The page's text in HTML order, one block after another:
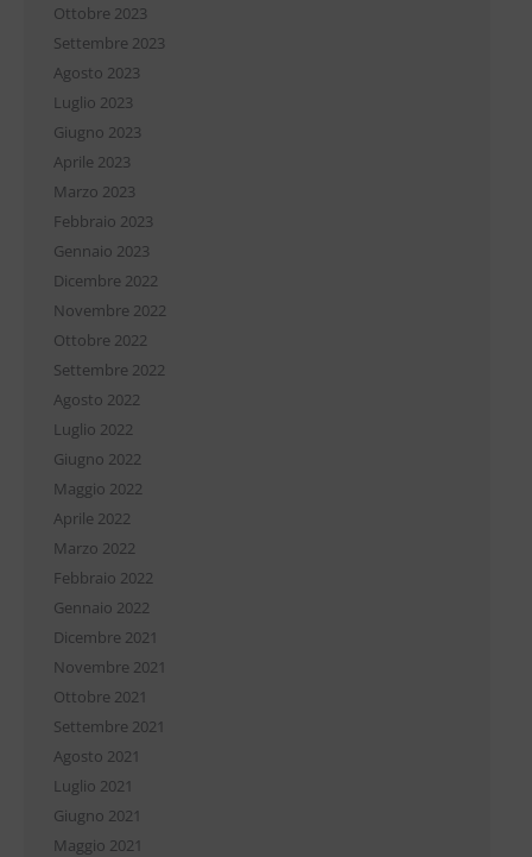
Ottobre 2023
Settembre 2023
Agosto 2023
Luglio 2023
Giugno 2023
Aprile 2023
Marzo 2023
Febbraio 2023
Gennaio 2023
Dicembre 2022
Novembre 2022
Ottobre 2022
Settembre 2022
Agosto 2022
Luglio 2022
Giugno 2022
Maggio 2022
Aprile 2022
Marzo 2022
Febbraio 2022
Gennaio 2022
Dicembre 2021
Novembre 2021
Ottobre 2021
Settembre 2021
Agosto 2021
Luglio 2021
Giugno 2021
Maggio 2021